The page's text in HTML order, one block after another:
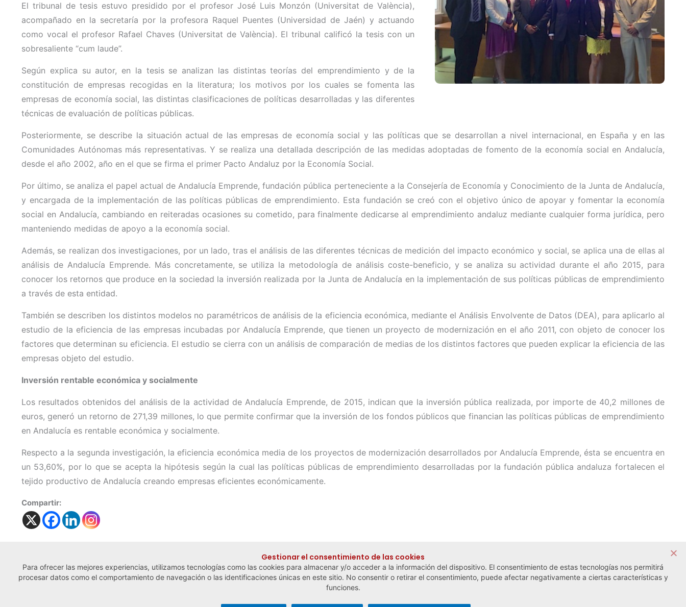
El tribunal de tesis estuvo presidido por el profesor José Luis Monzón (Universitat de València),
acompañado en la secretaría por la profesora Raquel Puentes (Universidad de Jaén) y actuando
como vocal el profesor Rafael Chaves (Universitat de València). El tribunal calificó la tesis con un
sobresaliente “cum laude”.
Según explica su autor, en la tesis se analizan las distintas teorías del emprendimiento y de la
constitución de empresas recogidas en la literatura; los motivos por los cuales se fomenta las
empresas de economía social, las distintas clasificaciones de políticas desarrolladas y las diferentes
técnicas de evaluación de políticas públicas.
Posteriormente, se describe la situación actual de las empresas de economía social y las políticas que se desarrollan a nivel internacional, en España y en las
Comunidades Autónomas más representativas. Y se realiza una detallada descripción de las medidas adoptadas de fomento de la economía social en Andalucía,
desde el año 2002, año en el que se firma el primer Pacto Andaluz por la Economía Social.
Por último, se analiza el papel actual de Andalucía Emprende, fundación pública perteneciente a la Consejería de Economía y Conocimiento de la Junta de Andalucía,
y encargada de la implementación de las políticas públicas de emprendimiento. Esta fundación se creó con el objetivo único de apoyar y fomentar la economía
social en Andalucía, cambiando en reiteradas ocasiones su cometido, para finalmente dedicarse al emprendimiento andaluz mediante cualquier forma jurídica, pero
manteniendo medidas de apoyo a la economía social.
Además, se realizan dos investigaciones, por un lado, tras el análisis de las diferentes técnicas de medición del impacto económico y social, se aplica una de ellas al
análisis de Andalucía Emprende. Más concretamente, se utiliza la metodología de análisis coste-beneficio, y se analiza su actividad durante el año 2015, para
conocer los retornos que produce en la sociedad la inversión realizada por la Junta de Andalucía en la implementación de sus políticas públicas de emprendimiento
a través de esta entidad.
También se describen los distintos modelos no paramétricos de análisis de la eficiencia económica, mediante el Análisis Envolvente de Datos (DEA), para aplicarlo al
estudio de la eficiencia de las empresas incubadas por Andalucía Emprende, que tienen un proyecto de modernización en el año 2011, con objeto de conocer los
factores que determinan su eficiencia. El estudio se cierra con un análisis de comparación de medias de los distintos factores que pueden explicar la eficiencia de las
empresas objeto del estudio.
Inversión rentable económica y socialmente
Los resultados obtenidos del análisis de la actividad de Andalucía Emprende, de 2015, indican que la inversión pública realizada, por importe de 40,2 millones de
euros, generó un retorno de 271,39 millones, lo que permite confirmar que la inversión de los fondos públicos que financian las políticas públicas de emprendimiento
en Andalucía es rentable económica y socialmente.
Respecto a la segunda investigación, la eficiencia económica media de los proyectos de modernización desarrollados por Andalucía Emprende, ésta se encuentra en
un 53,60%, por lo que se acepta la hipótesis según la cual las políticas públicas de emprendimiento desarrolladas por la fundación pública andaluza fortalecen el
tejido productivo de Andalucía creando empresas eficientes económicamente.
Compartir:
← Noticia anterior Noticia siguiente →
Gestionar el consentimiento de las cookies
Para ofrecer las mejores experiencias, utilizamos tecnologías como las cookies para almacenar y/o acceder a la información del dispositivo. El consentimiento de estas tecnologías nos permitirá
procesar datos como el comportamiento de navegación o las identificaciones únicas en este sitio. No consentir o retirar el consentimiento, puede afectar negativamente a ciertas características y
funciones.